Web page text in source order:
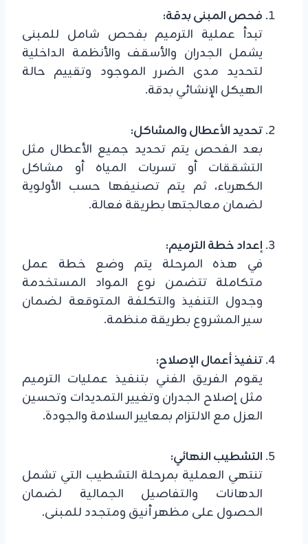
فحص المبنى بدقة:
تبدأ عملية الترميم بفحص شامل للمبنى
يشمل الجدران والأسقف والأنظمة الداخلية
لتحديد مدى الضرر الموجود وتقييم حالة
الهيكل الإنشائي بدقة.
تحديد الأعطال والمشاكل:
بعد الفحص يتم تحديد جميع الأعطال مثل
التشققات أو تسربات المياه أو مشاكل
الكهرباء، ثم يتم تصنيفها حسب الأولوية
لضمان معالجتها بطريقة فعالة.
إعداد خطة الترميم:
في هذه المرحلة يتم وضع خطة عمل
متكاملة تتضمن نوع المواد المستخدمة
وجدول التنفيذ والتكلفة المتوقعة لضمان
سير المشروع بطريقة منظمة.
تنفيذ أعمال الإصلاح:
يقوم الفريق الفني بتنفيذ عمليات الترميم
مثل إصلاح الجدران وتغيير التمديدات وتحسين
العزل مع الالتزام بمعايير السلامة والجودة.
التشطيب النهائي:
تنتهي العملية بمرحلة التشطيب التي تشمل
الدهانات والتفاصيل الجمالية لضمان
الحصول على مظهر أنيق ومتجدد للمبنى.